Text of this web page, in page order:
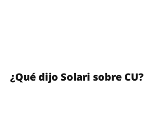
¿Qué dijo Solari sobre CU?